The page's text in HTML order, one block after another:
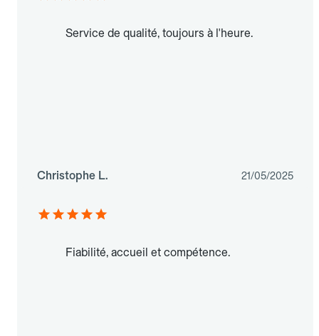
Service de qualité, toujours à l'heure.
Christophe L. 21/05/2025
Fiabilité, accueil et compétence.